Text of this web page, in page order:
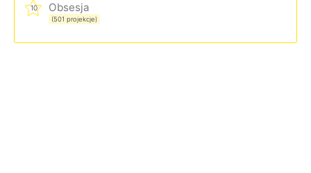
10 Obsesja
(501 projekcje)